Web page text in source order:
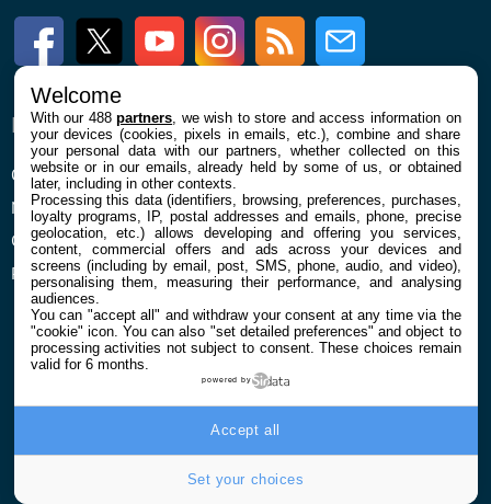
FacebookTwitter Youtube InstagramRSS Newsletter
ENTREPRISE
Qui sommes nous
Mentions légales et CGU
Confidentialité et Cookies
Préférences cookies
À PROPOS
La rédaction
Contact
Welcome
With our 488partners , we wish to store and access information on
your devices (cookies, pixels in emails, etc.), combine and share
your personal data with our partners, whether collected on this
website or in our emails, already held by some of us, or obtained
later, including in other contexts.
Processing this data (identifiers, browsing, preferences, purchases,
loyalty programs, IP, postal addresses and emails, phone, precise
geolocation, etc.) allows developing and offering you services,
content, commercial offers and ads across your devices and
screens (including by email, post, SMS, phone, audio, and video),
personalising them, measuring their performance, and analysing
audiences.
You can "accept all" and withdraw your consent at any time via the
"cookie" icon. You can also "set detailed preferences" and object to
processing activities not subject to consent. These choices remain
valid for 6 months.
powered by
Set your choices
Accept all